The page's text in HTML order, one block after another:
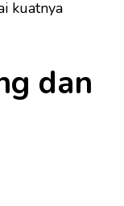
kuatnya
dan